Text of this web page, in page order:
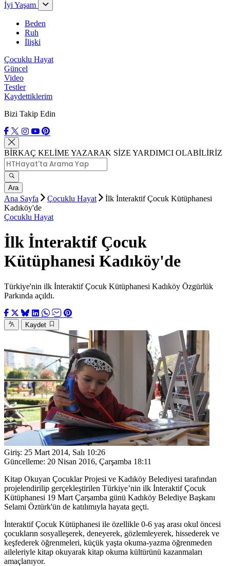
İyi Yaşam
Beden
Ruh
İlişki
Çocuklu Hayat
Güncel
Video
Testler
Kaydettiklerim
Bizi Takip Edin
BİRKAÇ KELİME YAZARAK SİZE YARDIMCI OLABİLİRİZ
Ara
Ana Sayfa Çocuklu Hayat
İlk İnteraktif Çocuk Kütüphanesi
Kadıköy'de
Çocuklu Hayat
İlk İnteraktif Çocuk
Kütüphanesi Kadıköy'de
Türkiye'nin ilk İnteraktif Çocuk Kütüphanesi Kadıköy Özgürlük
Parkında açıldı.
Kaydet
Giriş: 25 Mart 2014, Salı 10:26
Güncelleme: 20 Nisan 2016, Çarşamba 18:11
Kitap Okuyan Çocuklar Projesi ve Kadıköy Belediyesi tarafından
projelendirilip gerçekleştirilen Türkiye’nin ilk İnteraktif Çocuk
Kütüphanesi 19 Mart Çarşamba günü Kadıköy Belediye Başkanı
Selami Öztürk'ün de katılımıyla hayata geçti.
İnteraktif Çocuk Kütüphanesi ile özellikle 0-6 yaş arası okul öncesi
çocukların sosyalleşerek, deneyerek, gözlemleyerek, hissederek ve
keşfederek öğrenmeleri, küçük yaşta okuma-yazma öğrenmeden
aileleriyle kitap okuyarak kitap okuma kültürünü kazanmaları
amaçlanıyor.